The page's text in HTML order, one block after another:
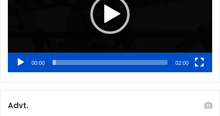
00:00 02:00
Advt.